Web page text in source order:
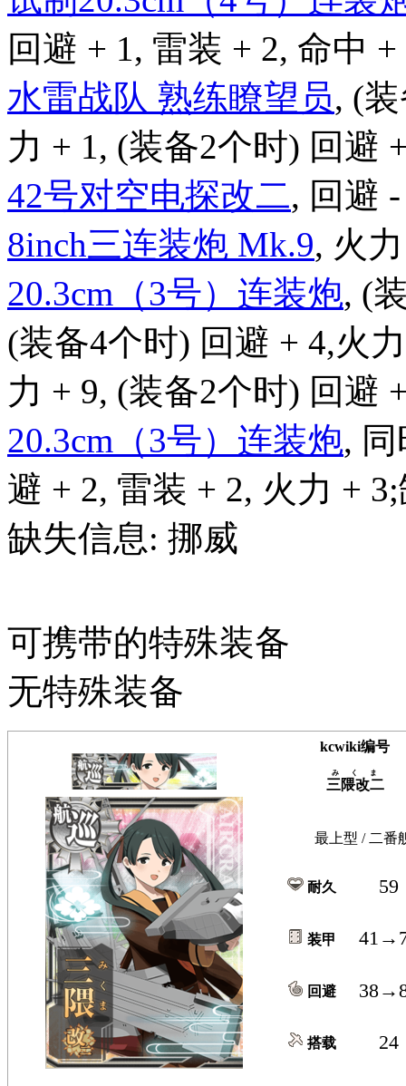
回避 + 1, 雷装 + 2, 命中
水雷战队 熟练瞭望员, (
力 + 1, (装备2个时) 回避
42号对空电探改二, 回避
8inch三连装炮 Mk.9, 火
20.3cm（3号）连装炮, (
(装备4个时) 回避 + 4,火
力 + 9, (装备2个时) 回避
20.3cm（3号）连装炮,
避 + 2, 雷装 + 2, 火力 +
缺失信息: 挪威
可携带的特殊装备
无特殊装备
kcwiki编号
三隈改二
みくま
最上型 / 二番
耐久 59
装甲
回避
搭载 24